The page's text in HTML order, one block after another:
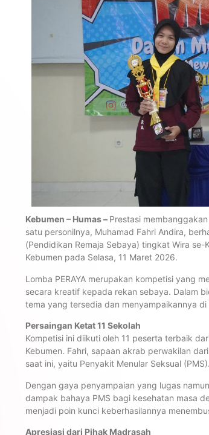
Kebumen – Humas – Prestasi
satu personilnya, Muhamad Fahri Andira,
(Pendidikan Remaja Sebaya) tingkat Wira
Kebumen pada Selasa, 11 Maret 2026.
Lomba PERAYA merupakan kompetisi yang
secara kreatif kepada rekan sebaya. Dalam
tema yang tersedia dan menyampaikannya
Persaingan Ketat 11 Sekolah
Kompetisi ini diikuti oleh 11 peserta terbaik
Kebumen. Fahri, sapaan akrab perwakilan
saat ini, yaitu Penyakit Menular Seksual (PMS).
Dengan gaya penyampaian yang lugas
dampak bahaya PMS bagi kesehatan masa
menjadi poin kunci keberhasilannya
Apresiasi dari Pihak Madrasah